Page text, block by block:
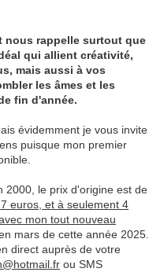
nous rappelle surtout que
qui allient créativité,
mais aussi à vos
les âmes et les
fin d'année.
évidemment je vous invite
puisque mon premier
2000, le prix d'origine est de
euros, et à seulement 4
mon tout nouveau
mars de cette année 2025.
direct auprès de votre
ou SMS